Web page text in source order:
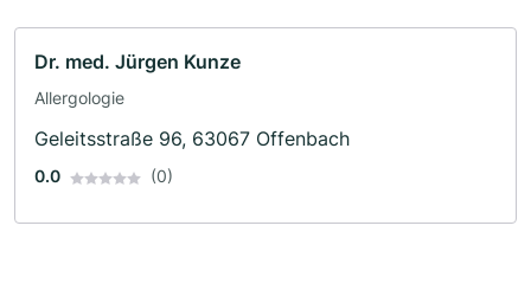
Dr. med. Jürgen Kunze
Allergologie
Geleitsstraße 96, 63067 Offenbach
0.0 (0)